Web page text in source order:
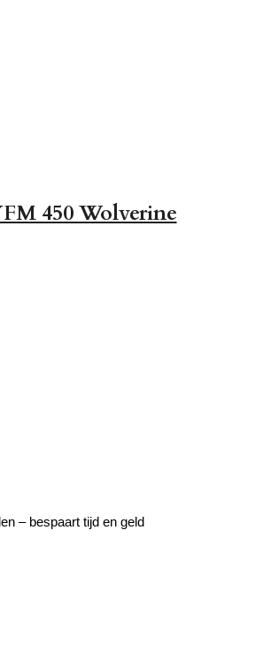
450 Wolverine
– bespaart tijd en geld